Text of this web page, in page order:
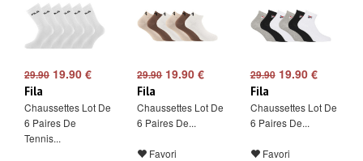
29.90 19.90 €
Fila
Chaussettes Lot De
6 Paires De
Tennis...
29.9019.90 €
Fila
Chaussettes Lot De
6 Paires De...
Favori
29.9019.90 €
Fila
Chaussettes Lot De
6 Paires De...
Favori